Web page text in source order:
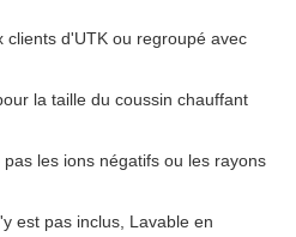
clients d'UTK ou regroupé avec
la taille du coussin chauffant
les ions négatifs ou les rayons
est pas inclus, Lavable en